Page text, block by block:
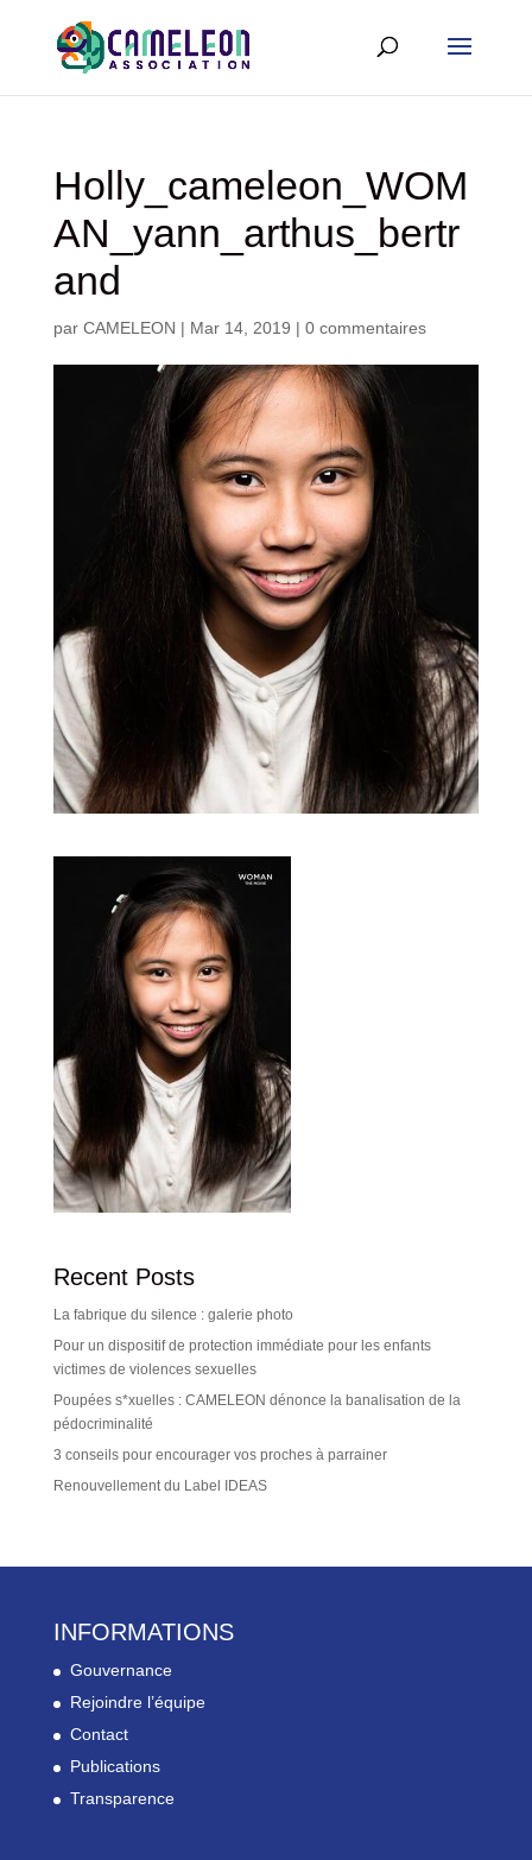
Holly_cameleon_WOM
AN_yann_arthus_bertr
and
par CAMELEON | Mar 14, 2019 | 0 commentaires
Recent Posts
La fabrique du silence : galerie photo
Pour un dispositif de protection immédiate pour les enfants
victimes de violences sexuelles
Poupées s*xuelles : CAMELEON dénonce la banalisation de la
pédocriminalité
3 conseils pour encourager vos proches à parrainer
Renouvellement du Label IDEAS
INFORMATIONS
Gouvernance
Rejoindre l’équipe
Contact
Publications
Transparence